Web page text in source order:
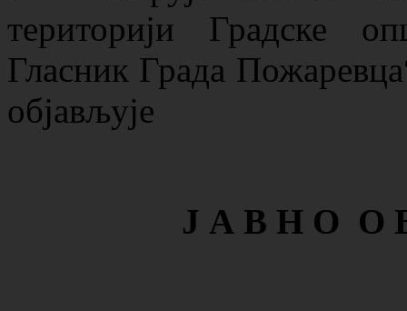
територији Градске
Гласник Града
објављује
Ј А В Н О О